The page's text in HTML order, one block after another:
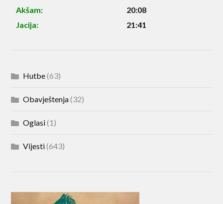
Akšam:
20:08
Jacija:
21:41
Hutbe(63)
Obavještenja(32)
Oglasi(1)
Vijesti(643)